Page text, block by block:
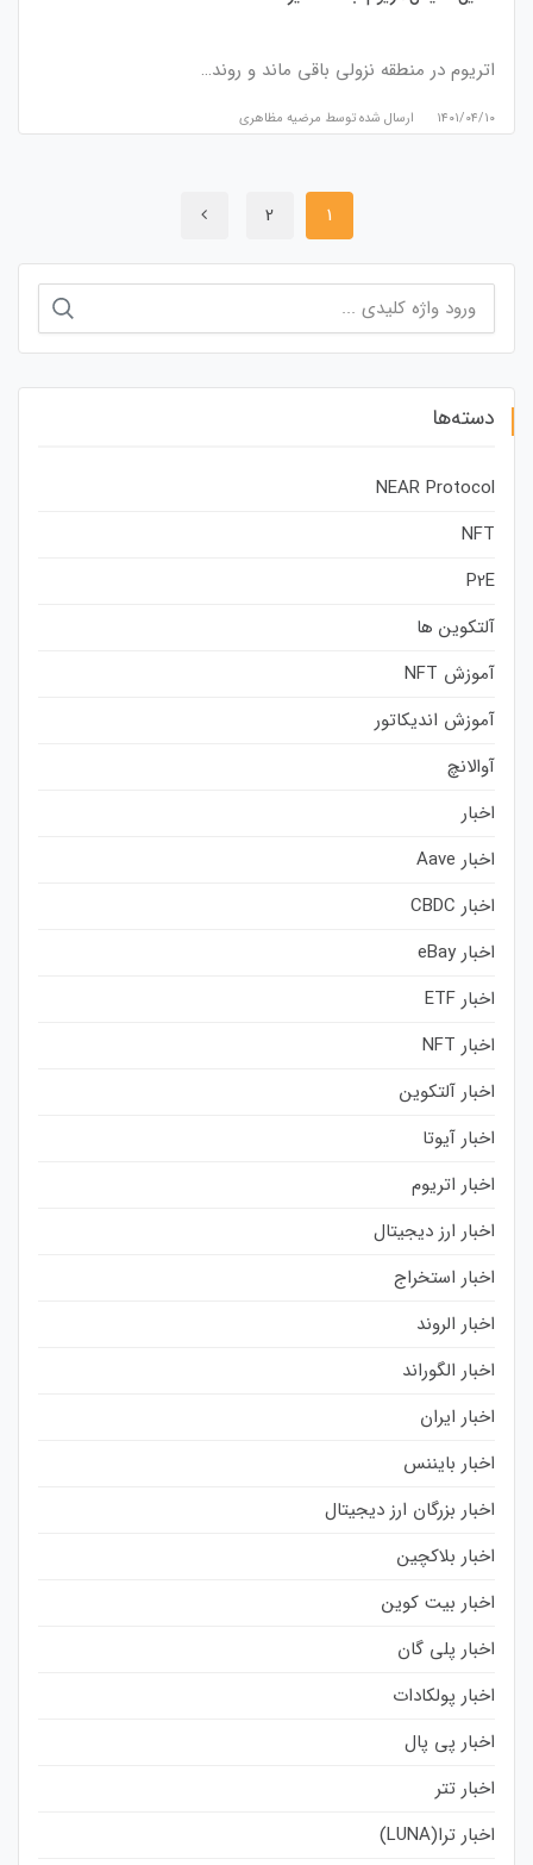
اتریوم در منطقه نزولی باقی ماند و روند…
۱۴۰۱/۰۴/۱۰ ارسال شده توسط مرضیه مظاهری
1
2
برای:
دسته‌ها
NEAR Protocol
NFT
P2E
آلتکوین ها
آموزش NFT
آموزش اندیکاتور
آوالانچ
اخبار
اخبار Aave
اخبار CBDC
اخبار eBay
اخبار ETF
اخبار NFT
اخبار آلتکوین
اخبار آیوتا
اخبار اتریوم
اخبار ارز دیجیتال
اخبار استخراج
اخبار الروند
اخبار الگوراند
اخبار ایران
اخبار بایننس
اخبار بزرگان ارز دیجیتال
اخبار بلاکچین
اخبار بیت کوین
اخبار پلی گان
اخبار پولکادات
اخبار پی پال
اخبار تتر
اخبار ترا(LUNA)